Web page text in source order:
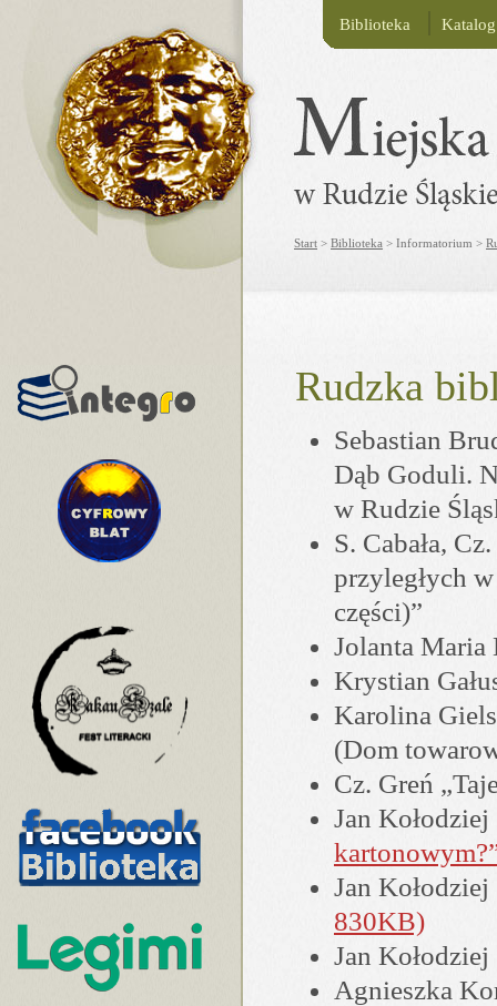
Biblioteka
Start > Biblioteka > Informatorium >
Rudzka
Sebastian
Dąb Goduli.
w Rudzie
S. Cabała,
przyległych
części)”
Jolanta Maria
Krystian
Karolina
(Dom
Cz. Greń
Jan Kołodziej
Jan Kołodziej
830KB)
Jan
Agnieszka